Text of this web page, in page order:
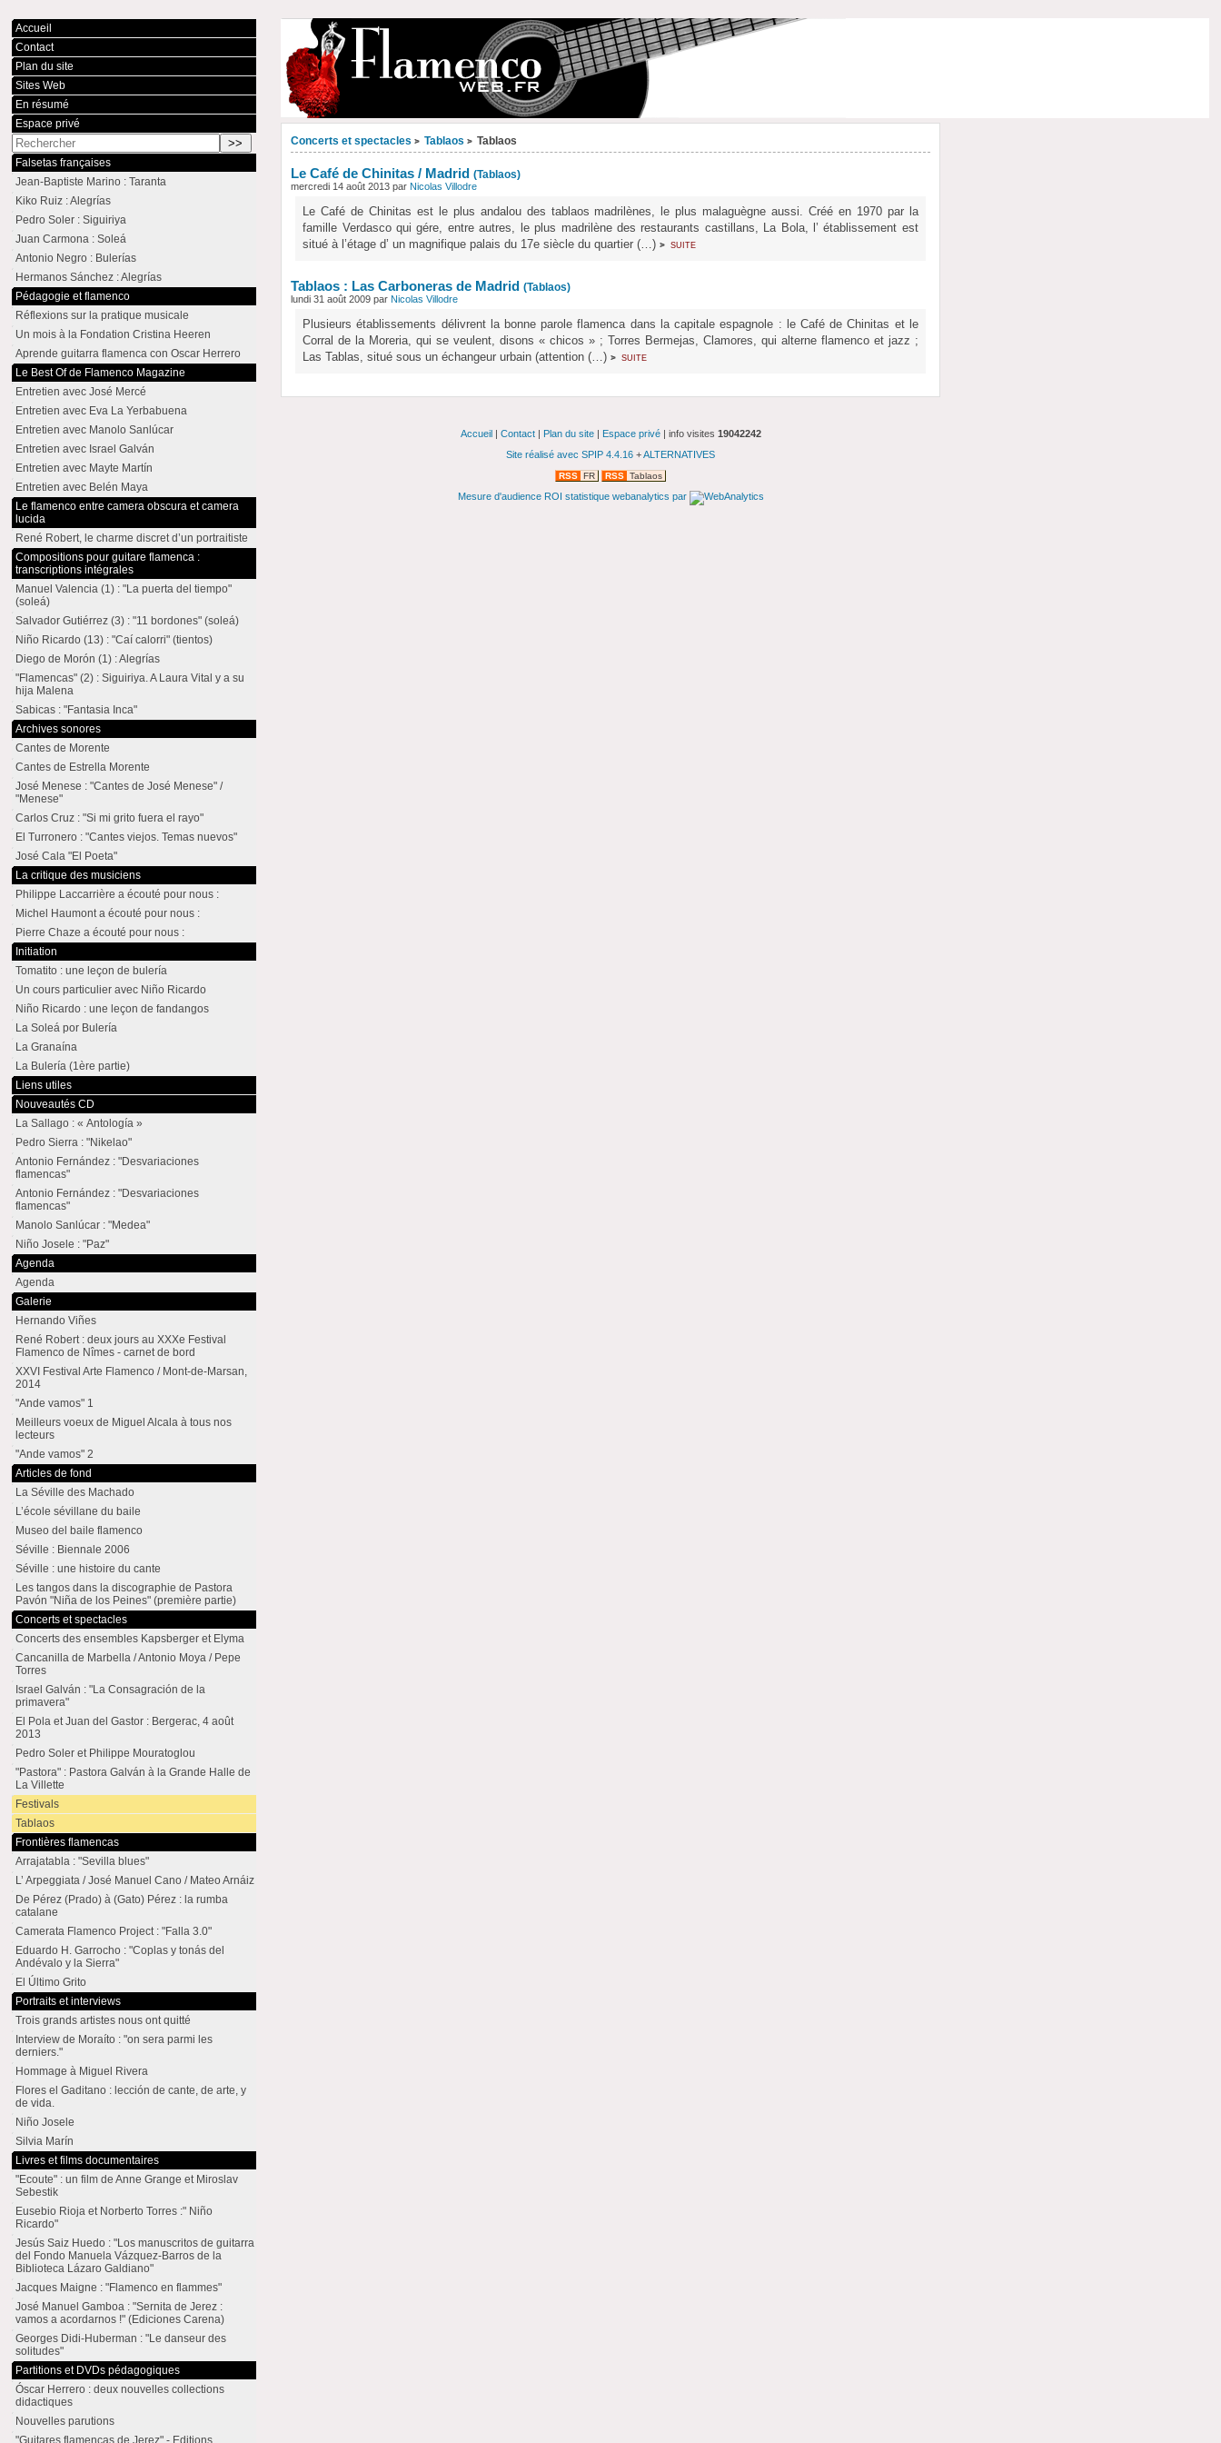
Concerts et spectacles > Tablaos > Tablaos
Le Café de Chinitas / Madrid (Tablaos)
mercredi 14 août 2013 parNicolas Villodre
Le Café de Chinitas est le plus andalou des tablaos madrilènes, le plus malaguègne aussi. Créé en 1970 par la
famille Verdasco qui gére, entre autres, le plus madrilène des restaurants castillans, La Bola, l’ établissement est
situé à l’étage d’ un magnifique palais du 17e siècle du quartier (…)> suite
Tablaos : Las Carboneras de Madrid (Tablaos)
lundi 31 août 2009 parNicolas Villodre
Plusieurs établissements délivrent la bonne parole flamenca dans la capitale espagnole : le Café de Chinitas et le
Corral de la Moreria, qui se veulent, disons « chicos » ; Torres Bermejas, Clamores, qui alterne flamenco et jazz ;
Las Tablas, situé sous un échangeur urbain (attention (…)> suite
Accueil
Contact
Plan du site
Sites Web
En résumé
Espace privé
Falsetas françaises
Jean-Baptiste Marino : Taranta
Kiko Ruiz : Alegrías
Pedro Soler : Siguiriya
Juan Carmona : Soleá
Antonio Negro : Bulerías
Hermanos Sánchez : Alegrías
Pédagogie et flamenco
Réflexions sur la pratique musicale
Un mois à la Fondation Cristina Heeren
Aprende guitarra flamenca con Oscar Herrero
Le Best Of de Flamenco Magazine
Entretien avec José Mercé
Entretien avec Eva La Yerbabuena
Entretien avec Manolo Sanlúcar
Entretien avec Israel Galván
Entretien avec Mayte Martín
Entretien avec Belén Maya
Le flamenco entre camera obscura et camera
lucida
René Robert, le charme discret d’un portraitiste
Compositions pour guitare flamenca :
transcriptions intégrales
Manuel Valencia (1) : "La puerta del tiempo"
(soleá)
Salvador Gutiérrez (3) : "11 bordones" (soleá)
Niño Ricardo (13) : "Caí calorri" (tientos)
Diego de Morón (1) : Alegrías
"Flamencas" (2) : Siguiriya. A Laura Vital y a su
hija Malena
Sabicas : "Fantasia Inca"
Archives sonores
Cantes de Morente
Cantes de Estrella Morente
José Menese : "Cantes de José Menese" /
"Menese"
Carlos Cruz : "Si mi grito fuera el rayo"
El Turronero : "Cantes viejos. Temas nuevos"
José Cala "El Poeta"
La critique des musiciens
Philippe Laccarrière a écouté pour nous :
Michel Haumont a écouté pour nous :
Pierre Chaze a écouté pour nous :
Initiation
Tomatito : une leçon de bulería
Un cours particulier avec Niño Ricardo
Niño Ricardo : une leçon de fandangos
La Soleá por Bulería
La Granaína
La Bulería (1ère partie)
Liens utiles
Nouveautés CD
La Sallago : « Antología »
Pedro Sierra : "Nikelao"
Antonio Fernández : "Desvariaciones
flamencas"
Antonio Fernández : "Desvariaciones
flamencas"
Manolo Sanlúcar : "Medea"
Niño Josele : "Paz"
Agenda
Agenda
Galerie
Hernando Viñes
René Robert : deux jours au XXXe Festival
Flamenco de Nîmes - carnet de bord
XXVI Festival Arte Flamenco / Mont-de-Marsan,
2014
"Ande vamos" 1
Meilleurs voeux de Miguel Alcala à tous nos
lecteurs
"Ande vamos" 2
Articles de fond
La Séville des Machado
L’école sévillane du baile
Museo del baile flamenco
Séville : Biennale 2006
Séville : une histoire du cante
Les tangos dans la discographie de Pastora
Pavón "Niña de los Peines" (première partie)
Concerts et spectacles
Concerts des ensembles Kapsberger et Elyma
Cancanilla de Marbella / Antonio Moya / Pepe
Torres
Israel Galván : "La Consagración de la
primavera"
El Pola et Juan del Gastor : Bergerac, 4 août
2013
Pedro Soler et Philippe Mouratoglou
"Pastora" : Pastora Galván à la Grande Halle de
La Villette
Festivals
Tablaos
Frontières flamencas
Arrajatabla : "Sevilla blues"
L’ Arpeggiata / José Manuel Cano / Mateo Arnáiz
De Pérez (Prado) à (Gato) Pérez : la rumba
catalane
Camerata Flamenco Project : "Falla 3.0"
Eduardo H. Garrocho : "Coplas y tonás del
Andévalo y la Sierra"
El Último Grito
Portraits et interviews
Trois grands artistes nous ont quitté
Interview de Moraíto : "on sera parmi les
derniers."
Hommage à Miguel Rivera
Flores el Gaditano : lección de cante, de arte, y
de vida.
Niño Josele
Silvia Marín
Livres et films documentaires
"Ecoute" : un film de Anne Grange et Miroslav
Sebestik
Eusebio Rioja et Norberto Torres :" Niño
Ricardo"
Jesús Saiz Huedo : "Los manuscritos de guitarra
del Fondo Manuela Vázquez-Barros de la
Biblioteca Lázaro Galdiano"
Jacques Maigne : "Flamenco en flammes"
José Manuel Gamboa : "Sernita de Jerez :
vamos a acordarnos !" (Ediciones Carena)
Georges Didi-Huberman : "Le danseur des
solitudes"
Partitions et DVDs pédagogiques
Óscar Herrero : deux nouvelles collections
didactiques
Nouvelles parutions
"Guitares flamencas de Jerez" - Editions
Accueil| Contact| Plan du site| Espace privé| info visites 19042242
Site réalisé avec SPIP 4.4.16 +ALTERNATIVES
RSS FR RSS Tablaos
Mesure d'audience ROI statistique webanalytics par